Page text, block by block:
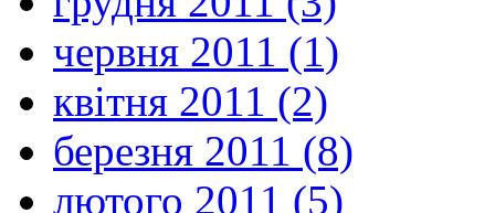
червня 2011 (1)
квітня 2011 (2)
березня 2011 (8)
лютого 2011 (5)